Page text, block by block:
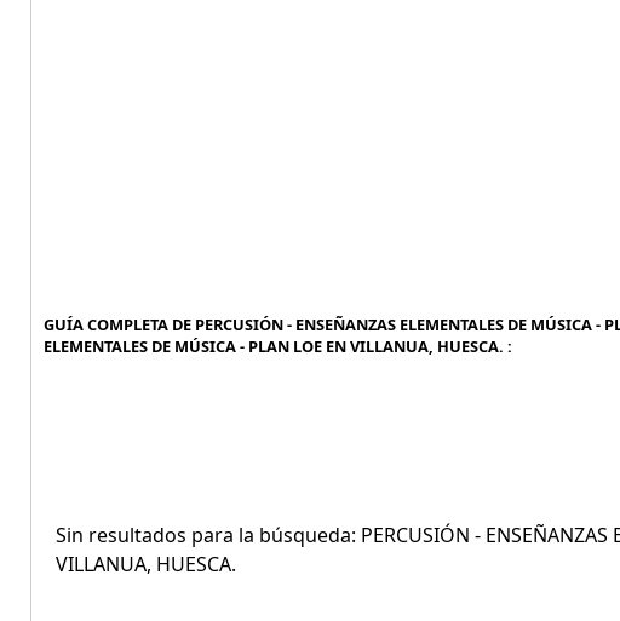
GUÍA COMPLETA DE PERCUSIÓN - ENSEÑANZAS ELEMENTALES DE MÚSICA
ELEMENTALES DE MÚSICA - PLAN LOE EN VILLANUA, HUESCA. :
Sin resultados para la búsqueda: PERCUSIÓN - ENSEÑANZAS
VILLANUA, HUESCA.